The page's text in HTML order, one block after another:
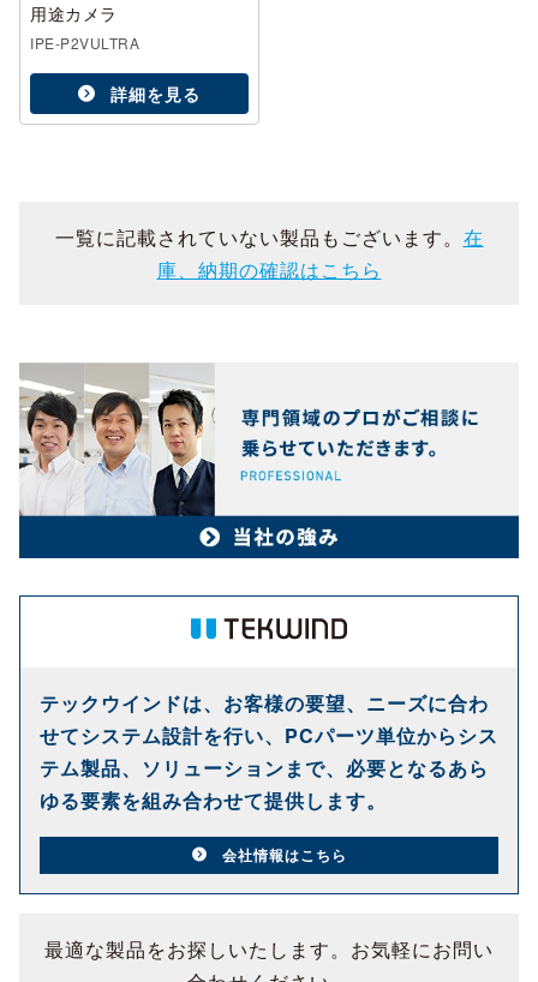
用途カメラ
IPE-P2VULTRA
詳細を見る
一覧に記載されていない製品もございます。 在
庫、納期の確認はこちら
テックウインドは、お客様の要望、ニーズに合わ
せてシステム設計を行い、PCパーツ単位からシス
テム製品、ソリューションまで、必要となるあら
ゆる要素を組み合わせて提供します。
会社情報はこちら
最適な製品をお探しいたします。お気軽にお問い